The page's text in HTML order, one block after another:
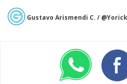
No será la única
catálogo de
Gustavo Arismendi C. /